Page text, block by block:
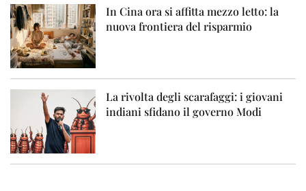
In Cina ora si affitta mezzo letto: la
nuova frontiera del risparmio
La rivolta degli scarafaggi: i giovani
indiani sfidano il governo Modi